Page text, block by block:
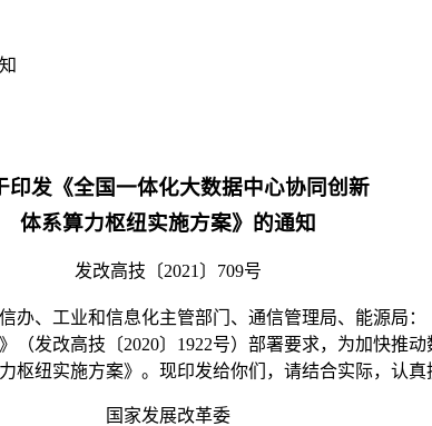
印发《全国一体化大数据中心协同创新
体系算力枢纽实施方案》的通知
发改高技〔2021〕709号
、工业和信息化主管部门、通信管理局、能源局：
改高技〔2020〕1922号）部署要求，为加快推
纽实施方案》。现印发给你们，请结合实际，认真
国家发展改革委